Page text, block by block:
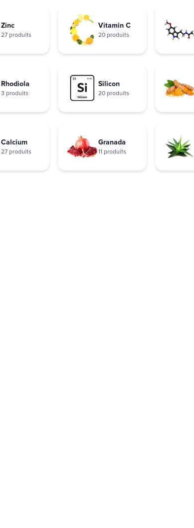
Zinc
27 produits
Vitamin C
20 produits
Rhodiola
3 produits
Silicon
20 produits
Calcium
27 produits
Granada
11 produits